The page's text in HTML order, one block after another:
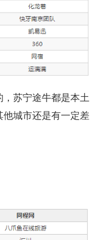
苏宁途牛都是本土
城市还是有一定差